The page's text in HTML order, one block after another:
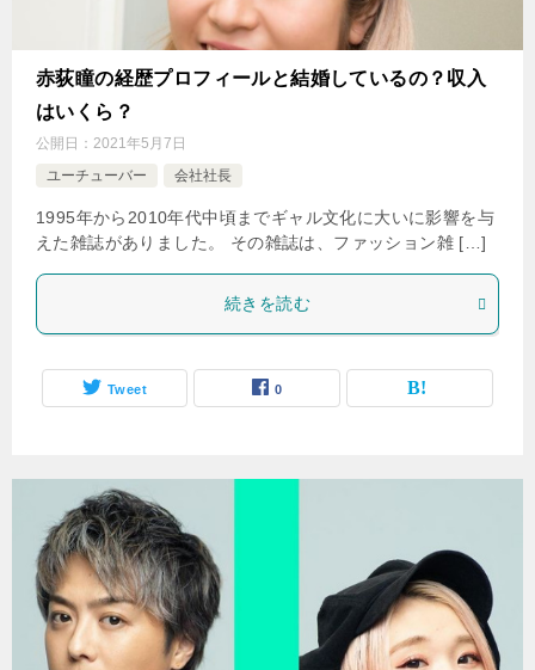
赤荻瞳の経歴プロフィールと結婚しているの？収入
はいくら？
公開日： 2021年5月7日
ユーチューバー
会社社長
1995年から2010年代中頃までギャル文化に大いに影響を与
えた雑誌がありました。 その雑誌は、ファッション雑 […]
続きを読む
Tweet 0